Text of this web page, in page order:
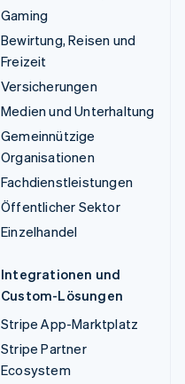
Gaming
Bewirtung, Reisen und
Freizeit
Versicherungen
Medien und Unterhaltung
Gemeinnützige
Organisationen
Fachdienstleistungen
Öffentlicher Sektor
Einzelhandel
Integrationen und
Custom-Lösungen
Stripe App-Marktplatz
Stripe Partner
Ecosystem